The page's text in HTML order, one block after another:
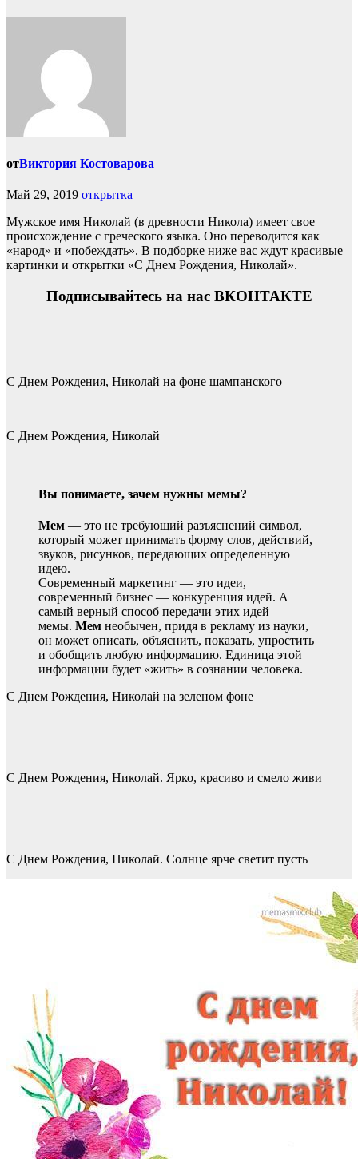
отВиктория Костоварова
Май 29, 2019 открытка
Мужское имя Николай (в древности Никола) имеет свое
происхождение с греческого языка. Оно переводится как
«народ» и «побеждать». В подборке ниже вас ждут красивые
картинки и открытки «С Днем Рождения, Николай».
Подписывайтесь на нас ВКОНТАКТЕ
С Днем Рождения, Николай на фоне шампанского
С Днем Рождения, Николай
Вы понимаете, зачем нужны мемы?
Мем — это не требующий разъяснений символ,
который может принимать форму слов, действий,
звуков, рисунков, передающих определенную
идею.
Современный маркетинг — это идеи,
современный бизнес — конкуренция идей. А
самый верный способ передачи этих идей —
мемы. Мем необычен, придя в рекламу из науки,
он может описать, объяснить, показать, упростить
и обобщить любую информацию. Единица этой
информации будет «жить» в сознании человека.
С Днем Рождения, Николай на зеленом фоне
С Днем Рождения, Николай. Ярко, красиво и смело живи
С Днем Рождения, Николай. Солнце ярче светит пусть